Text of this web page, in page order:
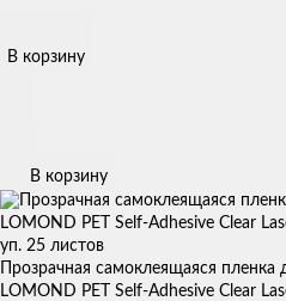
В корзину
В корзину
Прозрачная самоклеящаяся
LOMOND PET Self-Adhesive Clear